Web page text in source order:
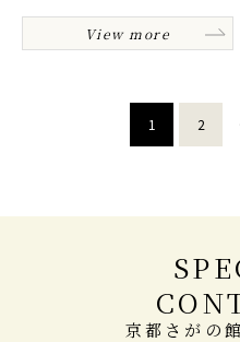
View more
1 2
京都さがの